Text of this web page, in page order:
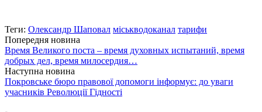
Теги: Олександр Шаповал міськводоканал тарифи
Попередня новина
Время Великого поста – время духовных испытаний, время
добрых дел, время милосердия…
Наступна новина
Покровське бюро правової допомоги інформує: до уваги
учасників Революції Гідності